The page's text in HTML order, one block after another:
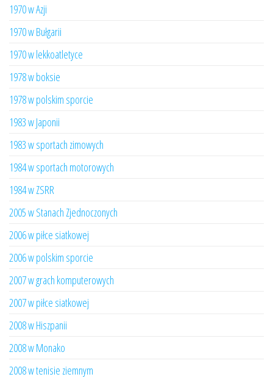
1970 w Azji
1970 w Bułgarii
1970 w lekkoatletyce
1978 w boksie
1978 w polskim sporcie
1983 w Japonii
1983 w sportach zimowych
1984 w sportach motorowych
1984 w ZSRR
2005 w Stanach Zjednoczonych
2006 w piłce siatkowej
2006 w polskim sporcie
2007 w grach komputerowych
2007 w piłce siatkowej
2008 w Hiszpanii
2008 w Monako
2008 w tenisie ziemnym